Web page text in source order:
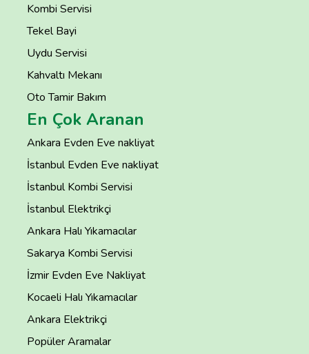
Kombi Servisi
Tekel Bayi
Uydu Servisi
Kahvaltı Mekanı
Oto Tamir Bakım
En Çok Aranan
Ankara Evden Eve nakliyat
İstanbul Evden Eve nakliyat
İstanbul Kombi Servisi
İstanbul Elektrikçi
Ankara Halı Yıkamacılar
Sakarya Kombi Servisi
İzmir Evden Eve Nakliyat
Kocaeli Halı Yıkamacılar
Ankara Elektrikçi
Popüler Aramalar